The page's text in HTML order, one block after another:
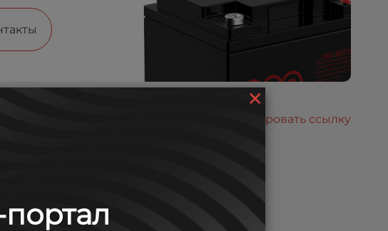
Скопировать ссылку
яхт «Московское Боут Шоу».
×